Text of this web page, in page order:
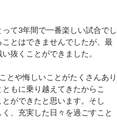
て3年間で一番楽しい試合でし
とはできませんでしたが、最
抜くことができました。
とや悔しいことがたくさんあり
もに乗り越えてきたからこ
ができたと思います。そし
、充実した日々を過ごすこと